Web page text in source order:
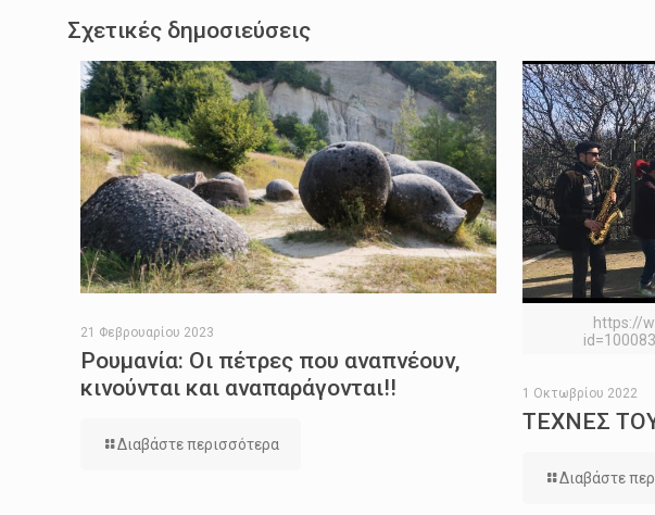
Σχετικές δημοσιεύσεις
21 Φεβρουαρίου 2023
Ρουμανία: Οι πέτρες που αναπνέουν,
κινούνται και αναπαράγονται!!
Διαβάστε περισσότερα
https://
1 Οκτωβρίου 2022
ΤΕΧΝΕΣ
Διαβάστε